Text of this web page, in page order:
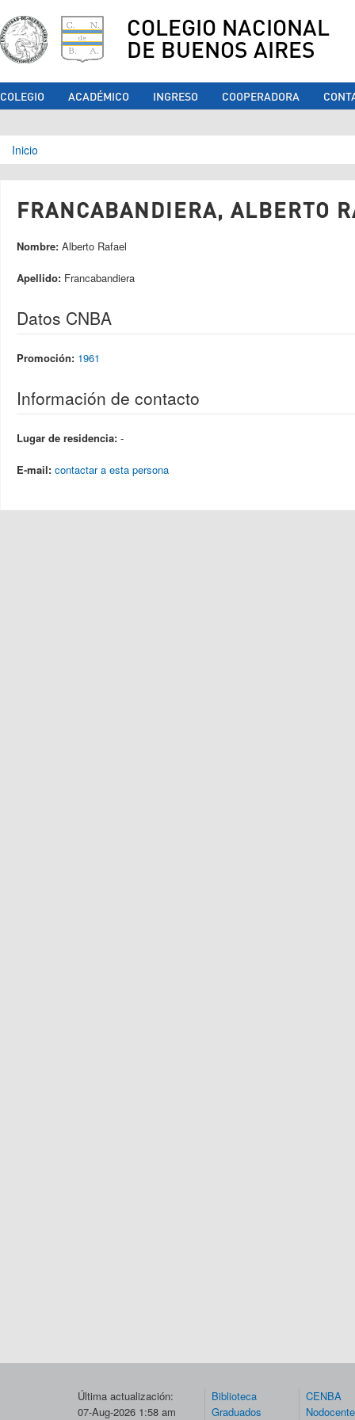
COLEGIO NACIONAL
DE BUENOS AIRES
COLEGIO ACADÉMICO INGRESO COOPERADORA
Se encuentra usted aquí
Inicio
FRANCABANDIERA, ALBERTO
Nombre: Alberto Rafael
Apellido: Francabandiera
Datos CNBA
Promoción: 1961
Información de contacto
Lugar de residencia: -
E-mail: contactar a esta persona
Última actualización:
07-Aug-2026 1:58 am
Biblioteca
Graduados
CENBA